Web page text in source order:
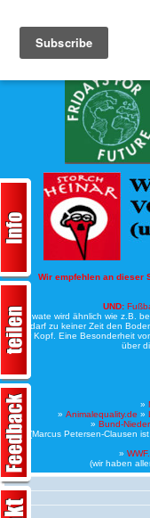
Wir empfehlen an dieser
UND:
Bei Fuwate wird ähnlich wie z.B.
Ball darf zu keiner Zeit den
oder Kopf. Eine Besonderheit
über
»
» Animalequality.de »
» Bund-
(Marcus Petersen-Clausen
»
(wir haben